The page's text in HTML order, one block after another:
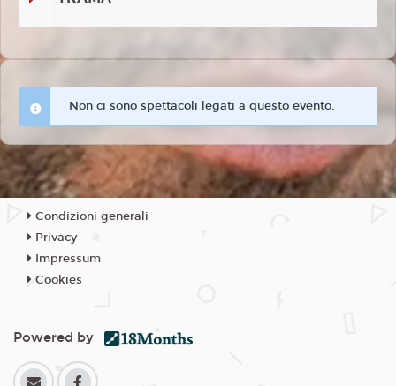
Non ci sono spettacoli legati a questo evento.
Condizioni generali
Privacy
Impressum
Cookies
Powered by